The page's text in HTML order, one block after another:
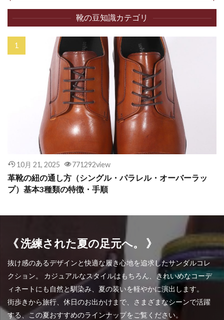
靴の豆知識カテゴリ
10月 21, 2025 771292view
革靴の紐の通し方（シングル・パラレル・オーバーラッ
プ）基本3種類の特徴・手順
《 洗練された夏の足元へ。 》
抜け感のあるデザインと快適な履き心地を追求したサンダルコレ
クション。 カジュアルなスタイルはもちろん、きれいめなコーデ
ィネートにも自然と馴染み、夏の装いを軽やかに演出します。
街歩きから旅行、休日のお出かけまで、さまざまなシーンで活躍
する、この夏おすすめのラインナップをご覧ください。